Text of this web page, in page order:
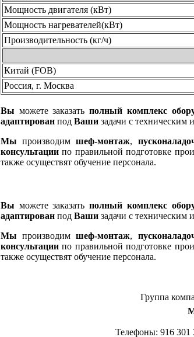
Мощность двигателя (кВт)
Мощность нагревателей(кВт)
Производительность (кг/ч)
Китай (FOB)
Россия, г. Москва
Вы можете заказатьполный комплекс
адаптирован под Ваши задачи с техническим
Мы производимшеф-монтаж,
консультации по правильной подготовке
также осуществят обучение персонала.
Вы можете заказатьполный комплекс
адаптирован под Ваши задачи с техническим
Мы производимшеф-монтаж,
консультации по правильной подготовке
также осуществят обучение персонала.
Группа
Телефоны: 916 301